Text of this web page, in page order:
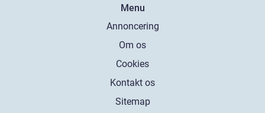
Menu
Annoncering
Om os
Cookies
Kontakt os
Sitemap